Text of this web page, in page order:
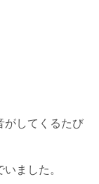
がしてくるたび
ました。